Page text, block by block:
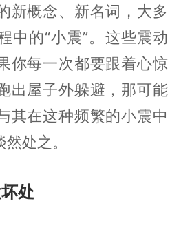
新概念、新名词，大多
中的“小震”。这些震动
你每一次都要跟着心惊
出屋子外躲避，那可能
其在这种频繁的小震中
处之。
处